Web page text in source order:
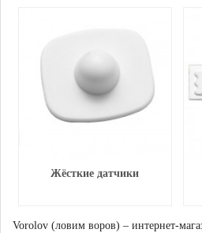
Жёсткие датчики
Vorolov (ловим воров) – интернет-